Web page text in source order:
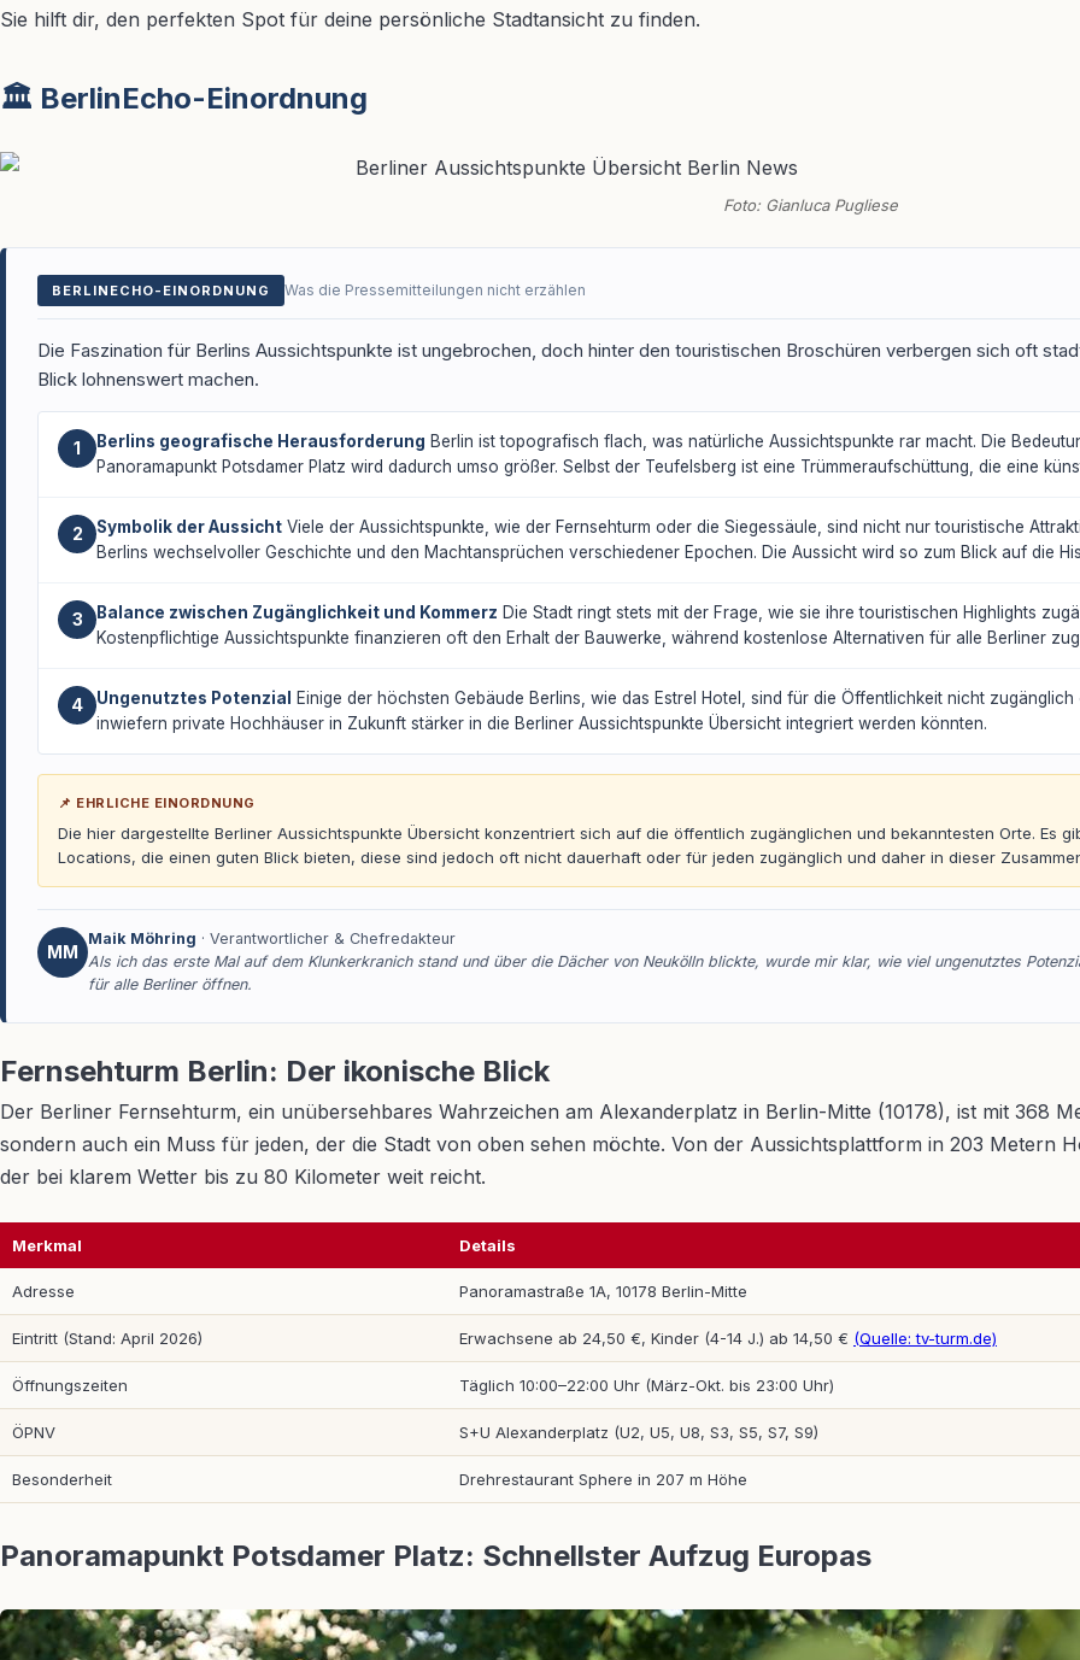
Sie hilft dir, den perfekten Spot für deine persönliche Stadtansicht zu finden.
🏛️ BerlinEcho-Einordnung
Foto: Gianluca Pugliese
BERLINECHO-EINORDNUNG Was die Pressemitteilungen nicht erzählen
Die Faszination für Berlins Aussichtspunkte ist ungebrochen, doch hinter den touristischen Broschüren verbergen sich oft
Blick lohnenswert machen.
1 Berlins geografische Herausforderung Berlin ist topografisch flach, was natürliche Aussichtspunkte rar macht. Die
Panoramapunkt Potsdamer Platz wird dadurch umso größer. Selbst der Teufelsberg ist eine Trümmeraufschüttung, die eine
2 Symbolik der Aussicht Viele der Aussichtspunkte, wie der Fernsehturm oder die Siegessäule, sind nicht nur touristische
Berlins wechselvoller Geschichte und den Machtansprüchen verschiedener Epochen. Die Aussicht wird so zum Blick auf die
3 Balance zwischen Zugänglichkeit und Kommerz Die Stadt ringt stets mit der Frage, wie sie ihre touristischen Highlights
Kostenpflichtige Aussichtspunkte finanzieren oft den Erhalt der Bauwerke, während kostenlose Alternativen für alle Berliner
4 Ungenutztes Potenzial Einige der höchsten Gebäude Berlins, wie das Estrel Hotel, sind für die Öffentlichkeit nicht
inwiefern private Hochhäuser in Zukunft stärker in die Berliner Aussichtspunkte Übersicht integriert werden könnten.
📌 EHRLICHE EINORDNUNG
Die hier dargestellte Berliner Aussichtspunkte Übersicht konzentriert sich auf die öffentlich zugänglichen und bekanntesten Orte. Es
Locations, die einen guten Blick bieten, diese sind jedoch oft nicht dauerhaft oder für jeden zugänglich und daher in dieser
MM
Maik Möhring · Verantwortlicher & Chefredakteur
Als ich das erste Mal auf dem Klunkerkranich stand und über die Dächer von Neukölln blickte, wurde mir klar, wie viel ungenutztes
für alle Berliner öffnen.
Fernsehturm Berlin: Der ikonische Blick
Der Berliner Fernsehturm, ein unübersehbares Wahrzeichen am Alexanderplatz in Berlin-Mitte (10178), ist mit 368
sondern auch ein Muss für jeden, der die Stadt von oben sehen möchte. Von der Aussichtsplattform in 203 Metern
der bei klarem Wetter bis zu 80 Kilometer weit reicht.
Merkmal Details
Adresse Panoramastraße 1A, 10178 Berlin-Mitte
Eintritt (Stand: April 2026) Erwachsene ab 24,50 €, Kinder (4-14 J.) ab 14,50 € (Quelle: tv-turm.de)
Öffnungszeiten Täglich 10:00–22:00 Uhr (März-Okt. bis 23:00 Uhr)
ÖPNV S+U Alexanderplatz (U2, U5, U8, S3, S5, S7, S9)
Besonderheit Drehrestaurant Sphere in 207 m Höhe
Panoramapunkt Potsdamer Platz: Schnellster Aufzug Europas